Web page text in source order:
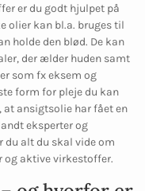
er du godt hjulpet på
olier kan bl.a. bruges til
holde den blød. De kan
der ælder huden samt
som fx eksem og
form for pleje du kan
at ansigtsolie har fået en
eksperter og
du alt du skal vide om
og aktive virkestoffer.